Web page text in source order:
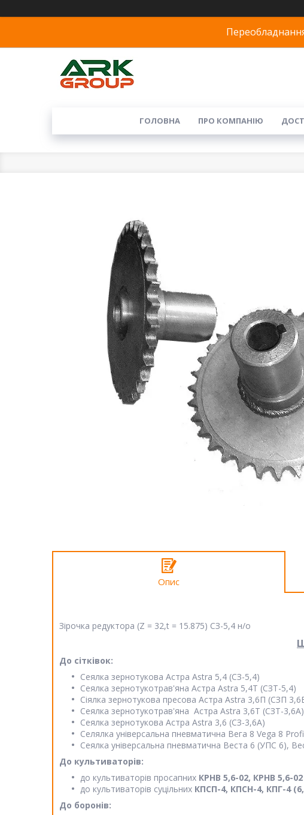
ГОЛОВНА ПРО КОМПАНІЮ
Опис
Зірочка редуктора (Z = 32,t = 15.875) СЗ-5,4 н/о
До сітківок:
Сеялка зернотукова Астра Astra 5,4 (СЗ-5,4)
Сеялка зернотукотрав'яна Астра Astra 5,4Т (СЗТ-5,4)
Сіялка зернотукова пресова Астра Astra 3,6П (СЗП
Сеялка зернотукотрав'яна Астра Astra 3,6Т (СЗТ-3,6А)
Сеялка зернотукова Астра Astra 3,6 (СЗ-3,6А)
Селялка універсальна пневматична Вега 8 Vega 8 Profi
Сеялка універсальна пневматична Веста 6 (УПС 6),
До культиваторів:
до культиваторів просапних КРНВ 5,6-02, КРНВ 5,6-02
до культиваторів суцільних КПСП-4, КПСН-4, КПГ-4 (6,
До боронів: